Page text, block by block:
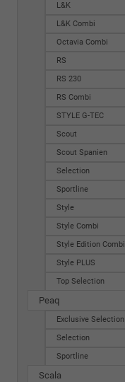
L&K
L&K Combi
Octavia Combi
RS
RS 230
RS Combi
STYLE G-TEC
Scout
Scout Spanien
Selection
Sportline
Style
Style Combi
Style Edition Combi
Style PLUS
Top Selection
Peaq
Exclusive Selection
Selection
Sportline
Scala